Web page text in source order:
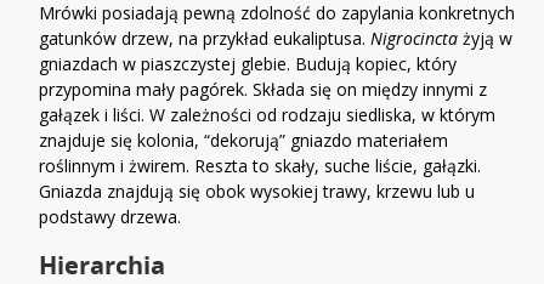
Mrówki posiadają pewną zdolność do zapylania konkretnych
gatunków drzew, na przykład eukaliptusa.Nigrocincta żyją w
gniazdach w piaszczystej glebie. Budują kopiec, który
przypomina mały pagórek. Składa się on między innymi z
gałązek i liści. W zależności od rodzaju siedliska, w którym
znajduje się kolonia, “dekorują” gniazdo materiałem
roślinnym i żwirem. Reszta to skały, suche liście, gałązki.
Gniazda znajdują się obok wysokiej trawy, krzewu lub u
podstawy drzewa.
Hierarchia